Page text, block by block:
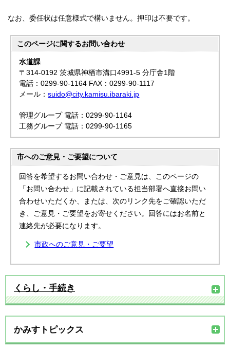
なお、委任状は任意様式で構いません。押印は不要です。
このページに関するお問い合わせ
水道課
〒314-0192 茨城県神栖市溝口4991-5 分庁舎1階
電話：0299-90-1164 FAX：0299-90-1117
メール：suido@city.kamisu.ibaraki.jp
管理グループ 電話：0299-90-1164
工務グループ 電話：0299-90-1165
市へのご意見・ご要望について
回答を希望するお問い合わせ・ご意見は、このページの
「お問い合わせ」に記載されている担当部署へ直接お問い
合わせいただくか、または、次のリンク先をご確認いただ
き、ご意見・ご要望をお寄せください。回答にはお名前と
連絡先が必要になります。
市政へのご意見・ご要望
くらし・手続き
かみすトピックス